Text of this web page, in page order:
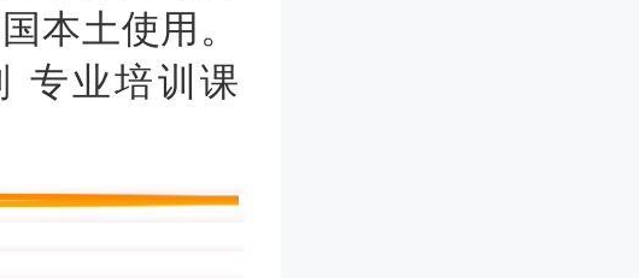
本土使用。
专业培训课